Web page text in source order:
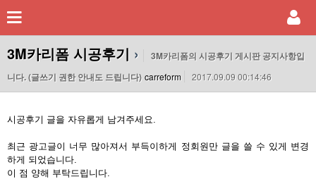
3M카리폼 시공후기 ›
3M카리폼의 시공후기 게시판 공지사항입
니다. (글쓰기 권한 안내도 드립니다) carreform 2017.09.09 00:14:46
시공후기 글을 자유롭게 남겨주세요.
최근 광고글이 너무 많아져서 부득이하게 정회원만 글을 쓸 수 있게 변경
하게 되었습니다.
이 점 양해 부탁드립니다.